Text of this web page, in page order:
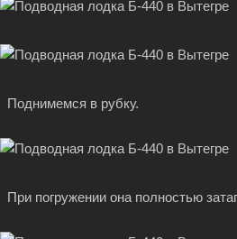
Поднимемся в рубку.
При погружении она полностью